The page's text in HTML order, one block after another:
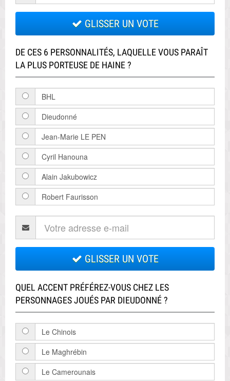
GLISSER UN VOTE
DE CES 6 PERSONNALITÉS, LAQUELLE VOUS PARAÎT
LA PLUS PORTEUSE DE HAINE ?
BHL
Dieudonné
Jean-Marie LE PEN
Cyril Hanouna
Alain Jakubowicz
Robert Faurisson
GLISSER UN VOTE
QUEL ACCENT PRÉFÉREZ-VOUS CHEZ LES
PERSONNAGES JOUÉS PAR DIEUDONNÉ ?
Le Chinois
Le Maghrébin
Le Camerounais